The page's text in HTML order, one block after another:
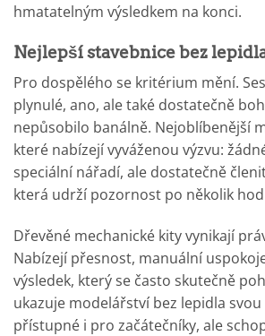
hmatatelným výsledkem na konci.
Nejlepší stavebnice bez
Pro dospělého se kritérium mění.
plynulé, ano, ale také dostatečně
nepůsobilo banálně. Nejoblíbenější
které nabízejí vyváženou výzvu:
speciální nářadí, ale dostatečně
která udrží pozornost po několik
Dřevěné mechanické kity vynikají
Nabízejí přesnost, manuální
výsledek, který se často skutečně
ukazuje modelářství bez lepidla
přístupné i pro začátečníky, ale